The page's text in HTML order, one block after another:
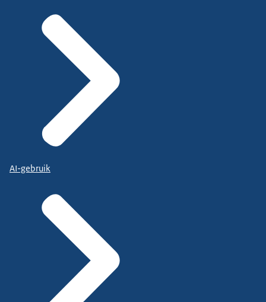
AI-gebruik